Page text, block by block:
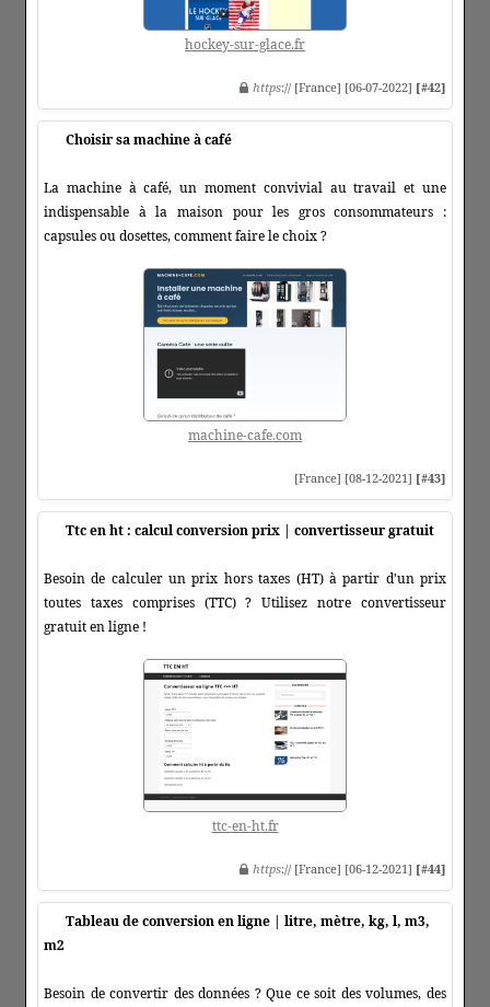
hockey-sur-glace.fr
https:// [France] [06-07-2022] [#42]
Choisir sa machine à café
La machine à café, un moment convivial au travail et une
indispensable à la maison pour les gros consommateurs :
capsules ou dosettes, comment faire le choix ?
machine-cafe.com
[France] [08-12-2021] [#43]
Ttc en ht : calcul conversion prix | convertisseur gratuit
Besoin de calculer un prix hors taxes (HT) à partir d'un prix
toutes taxes comprises (TTC) ? Utilisez notre convertisseur
gratuit en ligne !
ttc-en-ht.fr
https:// [France] [06-12-2021] [#44]
Tableau de conversion en ligne | litre, mètre, kg, l, m3,
m2
Besoin de convertir des données ? Que ce soit des volumes, des